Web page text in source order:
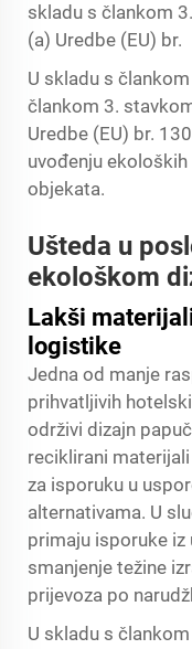
skladu s člankom
(a) Uredbe (EU) br.
U skladu s
člankom 3.
Uredbe (EU) br.
uvođenju
objekata.
Ušteda u
ekološkom
Lakši
logistike
Jedna od manje
prihvatljivih
održivi dizajn
reciklirani
za isporuku u
alternativama. U
primaju isporuke
smanjenje težine
prijevoza po
U skladu s